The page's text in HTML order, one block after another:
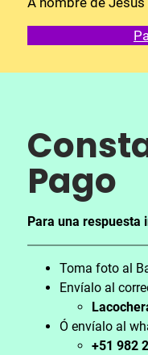
Pago
Para una respuesta
Toma foto al
Envíalo al
Ó envíalo al
+51 982